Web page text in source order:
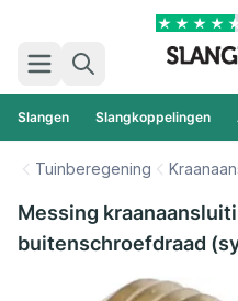
Zoek
Slangen Slangkoppelingen
Tuinberegening
Messing
buitenschroefdraad